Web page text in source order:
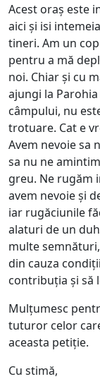
Acest oraș este
aici și isi
tineri. Am un
pentru a mă
noi. Chiar și cu
ajungi la
câmpului, nu
trotuare. Cat e
Avem nevoie sa
sa nu ne
greu. Ne rugăm
avem nevoie și
iar rugăciunile
alaturi de un
multe
din cauza
contribuția și să
Mulțumesc
tuturor celor
aceasta petiție.
Cu stimă,